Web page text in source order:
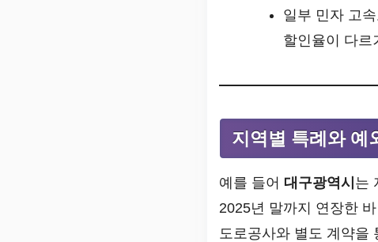
일부 민자 고
할인율이 다르
지역별 특례와 예
예를 들어 대구광역시 는
2025년 말까지 연장한
도로공사와 별도 계약을